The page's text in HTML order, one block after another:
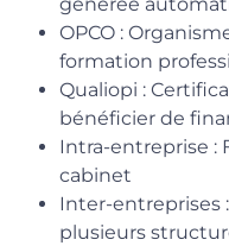
générée
OPCO :
formation
Qualiopi :
bénéficier de
Intra-entreprise :
cabinet
Inter-entreprises
plusieurs